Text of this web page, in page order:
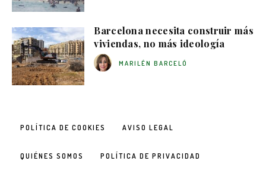
Barcelona necesita construir más
viviendas, no más ideología
MARILÉN BARCELÓ
POLÍTICA DE COOKIES AVISO LEGAL
QUIÉNES SOMOS POLÍTICA DE PRIVACIDAD